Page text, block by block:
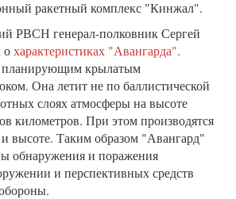
ракетный комплекс "Кинжал".
РВСН генерал-полковник Сергей
охарактеристиках "Авангарда".
планирующим крылатым
Она летит не по баллистической
слоях атмосферы на высоте
километров. При этом производятся
высоте. Таким образом "Авангард"
обнаружения и поражения
и перспективных средств